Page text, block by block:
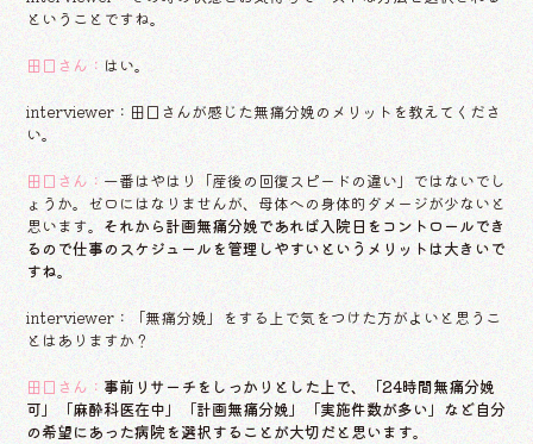
ということですね。
田口さん：はい。
interviewer：田口さんが感じた無痛分娩のメリットを教えてくださ
い。
田口さん： 一番はやはり「産後の回復スピードの違い」ではないでし
ょうか。ゼロにはなりませんが、母体への身体的ダメージが少ないと
思います。 それから計画無痛分娩であれば入院日をコントロールでき
るので仕事のスケジュールを管理しやすいというメリットは大きいで
すね。
interviewer：「無痛分娩」をする上で気をつけた方がよいと思うこ
とはありますか？
田口さん：事前リサーチをしっかりとした上で、「24時間無痛分娩
可」「麻酔科医在中」「計画無痛分娩」「実施件数が多い」など自分
の希望にあった病院を選択することが大切だと思います。